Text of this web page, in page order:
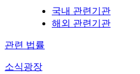
국내 관련기관
해외 관련기관
관련 법률
소식광장